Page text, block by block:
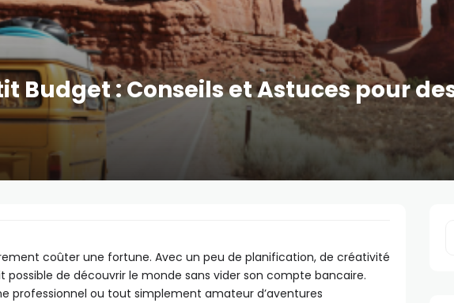
Budget : Conseils et Astuces pour
coûter une fortune. Avec un peu de planification, de créativité
de découvrir le monde sans vider son compte bancaire.
professionnel ou tout simplement amateur d’aventures